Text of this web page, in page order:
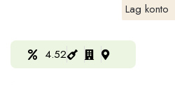
Lag konto
4.52